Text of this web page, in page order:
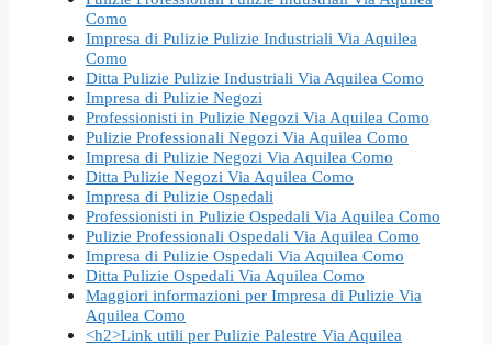
Como
Impresa di Pulizie Pulizie Industriali Via Aquilea
Como
Ditta Pulizie Pulizie Industriali Via Aquilea Como
Impresa di Pulizie Negozi
Professionisti in Pulizie Negozi Via Aquilea Como
Pulizie Professionali Negozi Via Aquilea Como
Impresa di Pulizie Negozi Via Aquilea Como
Ditta Pulizie Negozi Via Aquilea Como
Impresa di Pulizie Ospedali
Professionisti in Pulizie Ospedali Via Aquilea Como
Pulizie Professionali Ospedali Via Aquilea Como
Impresa di Pulizie Ospedali Via Aquilea Como
Ditta Pulizie Ospedali Via Aquilea Como
Maggiori informazioni per Impresa di Pulizie Via
Aquilea Como
<h2>Link utili per Pulizie Palestre Via Aquilea